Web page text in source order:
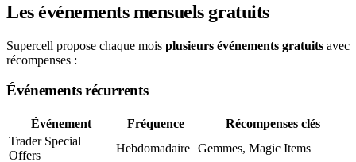
Les événements mensuels gratuits
Supercell propose chaque mois plusieurs événements gratuits avec
récompenses :
Événements récurrents
Événement Fréquence
Récompenses clés
Trader Special
Offers
Hebdomadaire Gemmes, Magic Items